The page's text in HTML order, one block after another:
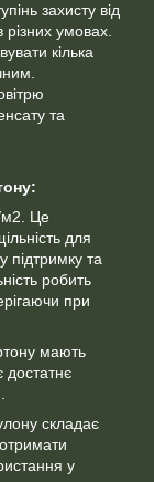
захисту від
умовах.
кілька
та
м2. Це
для
підтримку та
робить
при
мають
складає
у